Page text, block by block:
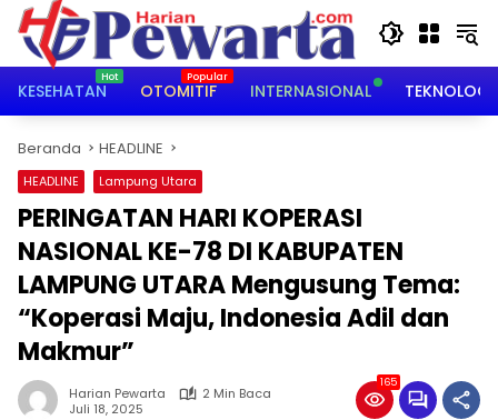
Langsung
konten
KESEHATAN
OTOMITIF INTERNASIONAL TEKNOLOGI
Beranda HEADLINE
HEADLINE Lampung Utara
PERINGATAN HARI KOPERASI
NASIONAL KE-78 DI KABUPATEN
LAMPUNG UTARA Mengusung Tema:
“Koperasi Maju, Indonesia Adil dan
Makmur”
Harian Pewarta
2 Min Baca
Juli 18, 2025
165